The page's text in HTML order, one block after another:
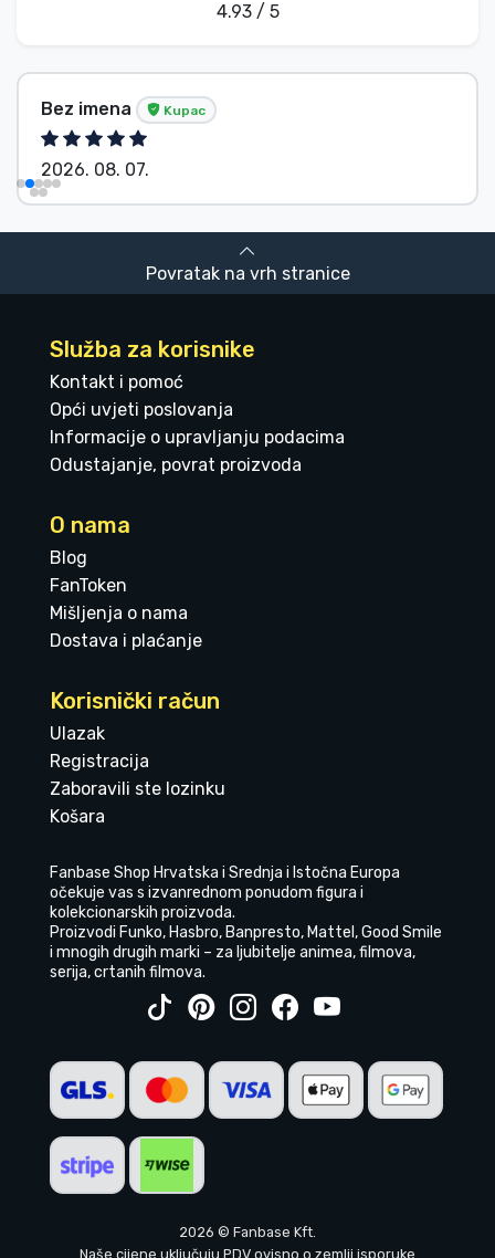
4.93 / 5
Bez imena Kupac
2026. 08. 07.
Povratak na vrh stranice
Služba za korisnike
Kontakt i pomoć
Opći uvjeti poslovanja
Informacije o upravljanju podacima
Odustajanje, povrat proizvoda
O nama
Blog
FanToken
Mišljenja o nama
Dostava i plaćanje
Korisnički račun
Ulazak
Registracija
Zaboravili ste lozinku
Košara
Fanbase Shop Hrvatska i Srednja i Istočna Europa
očekuje vas s izvanrednom ponudom figura i
kolekcionarskih proizvoda.
Proizvodi Funko, Hasbro, Banpresto, Mattel, Good Smile
i mnogih drugih marki – za ljubitelje animea, filmova,
serija, crtanih filmova.
2026 © Fanbase Kft.
Naše cijene uključuju PDV ovisno o zemlji isporuke